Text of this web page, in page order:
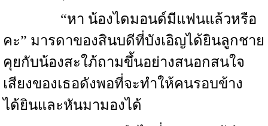
“หา น้องไดมอนด์มีแฟนแล้วหรือ
คะ” มารดาของสินบดีที่บังเอิญได้ยินลูกชาย
คุยกับน้องสะใภ้ถามขึ้นอย่างสนอกสนใจ
เสียงของเธอดังพอที่จะทำให้คนรอบข้าง
ได้ยินและหันมามองได้